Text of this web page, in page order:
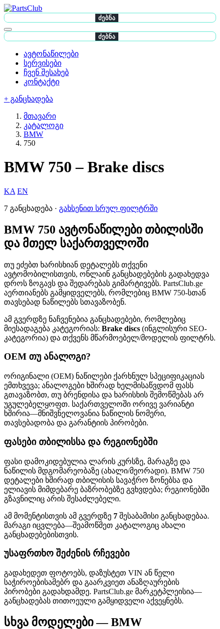
ძებნა
ძებნა
ავტონაწილები
სერვისები
ჩვენ შესახებ
კონტაქტი
+ განცხადება
მთავარი
კატალოგი
BMW
750
BMW 750 – Brake discs
KA EN
7 განცხადება · გახსენით სრულ ფილტრში
BMW 750 ავტონაწილები თბილისში
და მთელ საქართველოში
თუ ეძებთ ხარისხიან დეტალებს თქვენი
ავტომობილისთვის, ონლაინ განცხადებების გადახედვა
დროს ზოგავს და შედარებას გიმარტივებს. PartsClub.ge
აერთიანებს გამყიდველებს, რომლებიც BMW 750-სთან
თავსებად ნაწილებს სთავაზობენ.
ამ გვერდზე ნაჩვენებია განცხადებები, რომლებიც
მიესადაგება კატეგორიას: Brake discs (ინგლისური SEO-
კატეგორია) და თქვენს მწარმოებელ/მოდელის ფილტრს.
OEM თუ ანალოგი?
ორიგინალი (OEM) ნაწილები ქარხნულ სპეციფიკაციას
ემთხვევა; ანალოგები ხშირად ხელმისაწვდომ ფასს
გთავაზობთ, თუ ბრენდისა და ხარისხის შემოწმებას არ
უგულებელყოფთ. საქართველოში ორივე ვარიანტი
ხშირია—მნიშვნელოვანია ნაწილის ნომერი,
თავსებადობა და გარანტიის პირობები.
ფასები თბილისსა და რეგიონებში
ფასი დამოკიდებულია ლარის კურსზე, მარაგზე და
ნაწილის მდგომარეობაზე (ახალი/მეორადი). BMW 750
დეტალები ხშირად თბილისის სავაჭრო ზონებსა და
ელიავის მიმდებარე ბაზრობებზე გვხვდება; რეგიონებში
გზავნილიც არის შესაძლებელი.
ამ მომენტისთვის ამ გვერდზე 7 შესაბამისი განცხადებაა.
მარაგი იცვლება—შეამოწმეთ კატალოგიც ახალი
განცხადებებისთვის.
უსაფრთხო შეძენის რჩევები
გადახედეთ ფოტოებს, დაზუსტეთ VIN ან წელი
საჭიროებისამებრ და გაარკვიეთ ანაზღაურების
პირობები გადახდამდე. PartsClub.ge მარკეტპლეისია—
განცხადებას თითოეული გამყიდველი აქვეყნებს.
სხვა მოდელები — BMW